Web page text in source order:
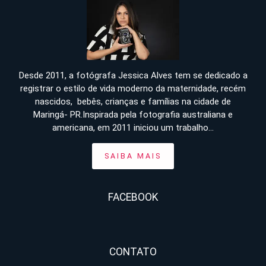
Desde 2011, a fotógrafa Jessica Alves tem se dedicado a
registrar o estilo de vida moderno da maternidade, recém
nascidos, bebês, crianças e famílias na cidade de
Maringá- PR.Inspirada pela fotografia australiana e
americana, em 2011 iniciou um trabalho...
SAIBA MAIS
FACEBOOK
CONTATO